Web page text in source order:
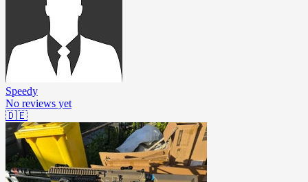
Speedy
No reviews yet
🇩🇪